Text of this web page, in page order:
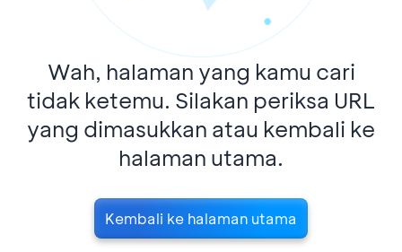
Wah, halaman yang kamu cari
tidak ketemu. Silakan periksa URL
yang dimasukkan atau kembali ke
halaman utama.
Kembali ke halaman utama